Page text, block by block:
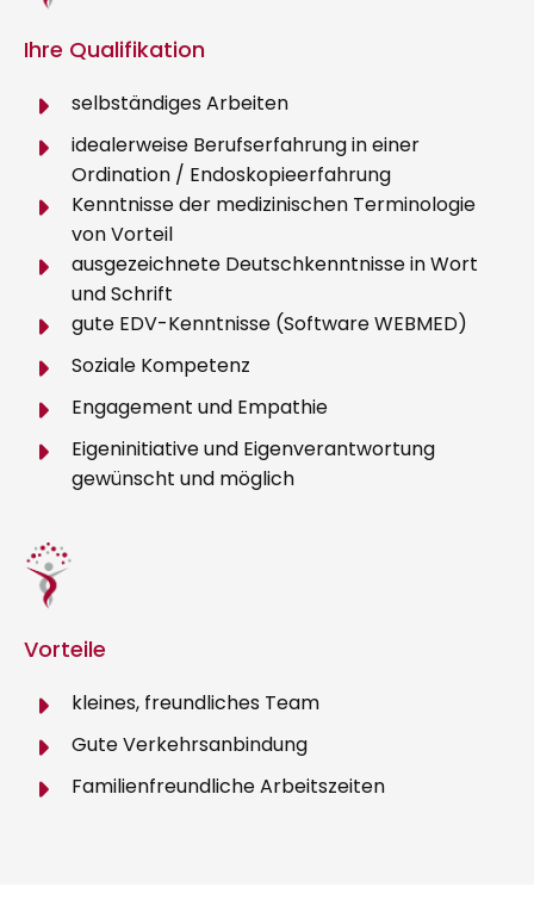
Ihre Qualifikation
selbständiges Arbeiten
idealerweise Berufserfahrung in einer
Ordination / Endoskopieerfahrung
Kenntnisse der medizinischen Terminologie
von Vorteil
ausgezeichnete Deutschkenntnisse in Wort
und Schrift
gute EDV-Kenntnisse (Software WEBMED)
Soziale Kompetenz
Engagement und Empathie
Eigeninitiative und Eigenverantwortung
gewünscht und möglich
Vorteile
kleines, freundliches Team
Gute Verkehrsanbindung
Familienfreundliche Arbeitszeiten